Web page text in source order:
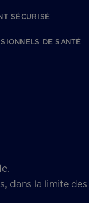
SÉCURISÉ
DE SANTÉ
dans la limite